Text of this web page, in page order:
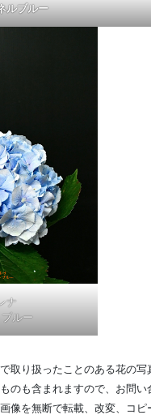
ルブルー
ナ
ブルー
取り扱ったことのある花の写
のも含まれますので、お問
像を無断で転載、改変、コピ